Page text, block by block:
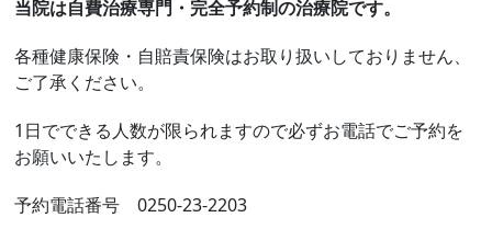
当院は自費治療専門・完全予約制の治療院です。
各種健康保険・自賠責保険はお取り扱いしておりません、
ご了承ください。
1日でできる人数が限られますので必ずお電話でご予約を
お願いいたします。
予約電話番号 0250-23-2203